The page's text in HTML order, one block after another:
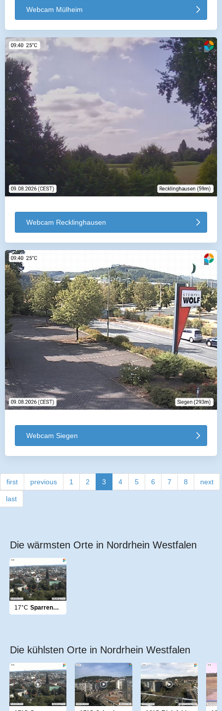
Webcam Mülheim
Webcam Recklinghausen
Webcam Siegen
first previous 1 2 3 4 5 6 7 8 next
last
Die wärmsten Orte in Nordrhein Westfalen
17°C Sparrenburg
Die kühlsten Orte in Nordrhein Westfalen